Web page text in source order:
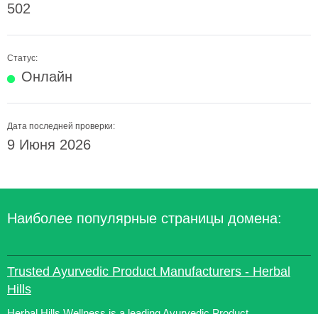
502
Статус:
Онлайн
Дата последней проверки:
9 Июня 2026
Наиболее популярные страницы домена:
Trusted Ayurvedic Product Manufacturers - Herbal
Hills